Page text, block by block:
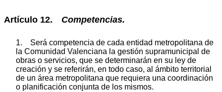
Artículo 12. Competencias.
1. Será competencia de cada entidad metropolitana de
la Comunidad Valenciana la gestión supramunicipal de
obras o servicios, que se determinarán en su ley de
creación y se referirán, en todo caso, al ámbito territorial
de un área metropolitana que requiera una coordinación
o planificación conjunta de los mismos.